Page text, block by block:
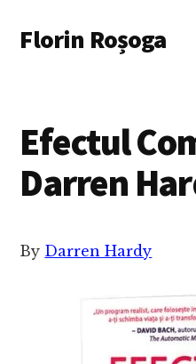
main
menu
Florin Roșoga
Efectul
Darren
By Darren Hardy